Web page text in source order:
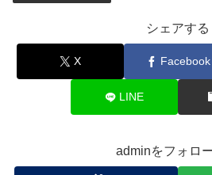
シェアする
X Facebook
LINE
adminをフォロ